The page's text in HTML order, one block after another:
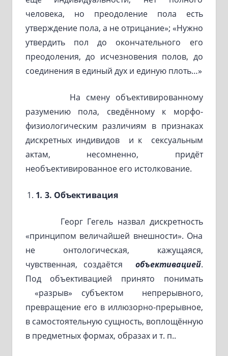
человека, но преодоление пола есть
утверждение пола, а не отрицание»; «Нужно
утвердить пол до окончательного его
преодоления, до исчезновения полов, до
соединения в единый дух и единую плоть…»
На смену объективированному
разумению пола, сведённому к морфо-
физиологическим различиям в признаках
дискретных индивидов и к сексуальным
актам, несомненно, придёт
необъективированное его истолкование.
1. 3. Объективация
Георг Гегель назвал дискретность
«принципом величайшей внешности». Она
не онтологическая, кажущаяся,
чувственная, создаётся объективацией.
Под объективацией принято понимать
«разрыв» субъектом непрерывного,
превращение его в иллюзорно-прерывное,
в самостоятельную сущность, воплощённую
в предметных формах, образах и т. п..